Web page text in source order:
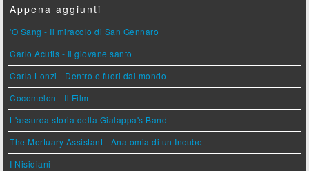
Appena aggiunti
'O Sang - Il miracolo di San Gennaro
Carlo Acutis - Il giovane santo
Carla Lonzi - Dentro e fuori dal mondo
Cocomelon - Il Film
L'assurda storia della Gialappa's Band
The Mortuary Assistant - Anatomia di un Incubo
I Nisidiani